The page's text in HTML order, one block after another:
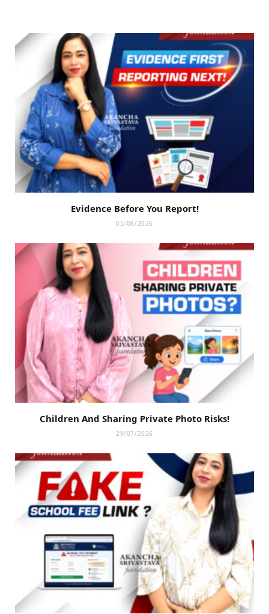
Evidence Before You Report!
05/08/2026
Children And Sharing Private Photo Risks!
29/07/2026